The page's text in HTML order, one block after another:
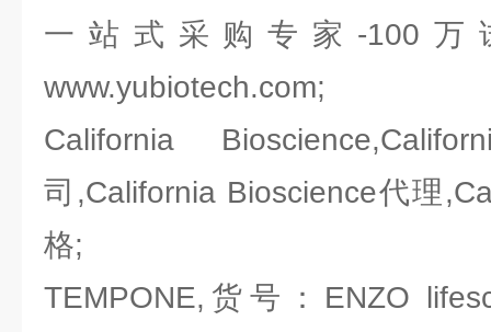
一站式采购专家-100万
www.yubiotech.com;
California
司,California Bioscience代理
格;
TEMPONE,货号：ENZO